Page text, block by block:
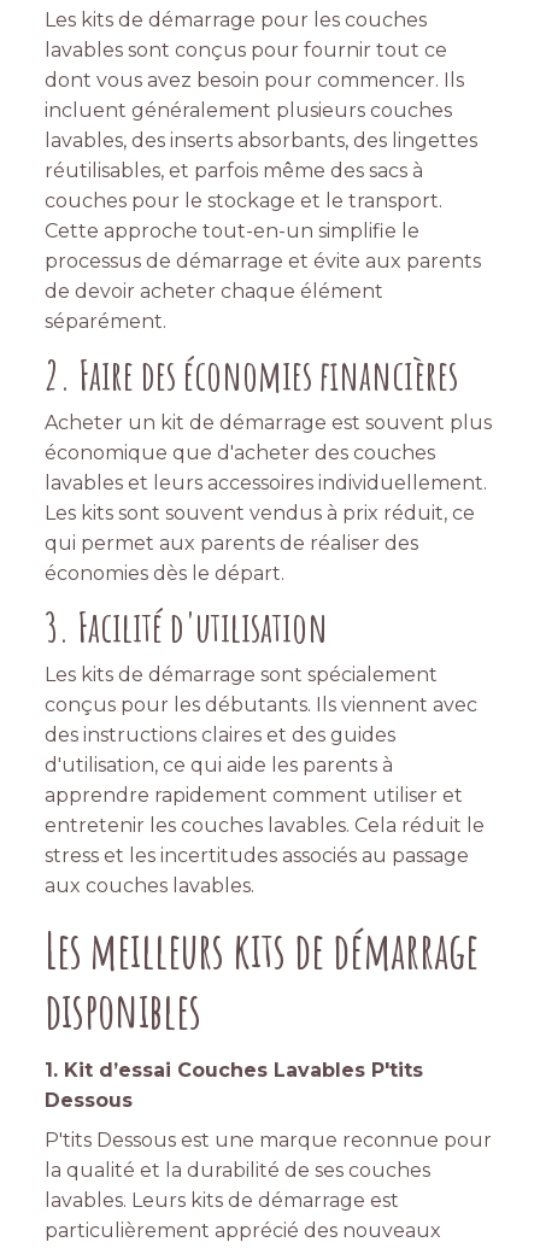
Les kits de démarrage pour les couches
lavables sont conçus pour fournir tout ce
dont vous avez besoin pour commencer. Ils
incluent généralement plusieurs couches
lavables, des inserts absorbants, des lingettes
réutilisables, et parfois même des sacs à
couches pour le stockage et le transport.
Cette approche tout-en-un simplifie le
processus de démarrage et évite aux parents
de devoir acheter chaque élément
séparément.
2. Faire des économies financières
Acheter un kit de démarrage est souvent plus
économique que d'acheter des couches
lavables et leurs accessoires individuellement.
Les kits sont souvent vendus à prix réduit, ce
qui permet aux parents de réaliser des
économies dès le départ.
3. Facilité d'utilisation
Les kits de démarrage sont spécialement
conçus pour les débutants. Ils viennent avec
des instructions claires et des guides
d'utilisation, ce qui aide les parents à
apprendre rapidement comment utiliser et
entretenir les couches lavables. Cela réduit le
stress et les incertitudes associés au passage
aux couches lavables.
Les meilleurs kits de démarrage
disponibles
1. Kit d’essai Couches Lavables P'tits
Dessous
P'tits Dessous est une marque reconnue pour
la qualité et la durabilité de ses couches
lavables. Leurs kits de démarrage est
particulièrement apprécié des nouveaux